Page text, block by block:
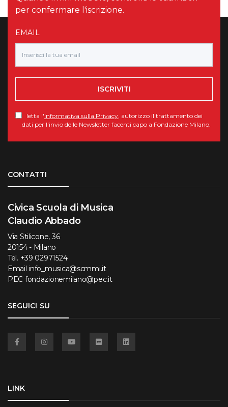
per confermare l'iscrizione.
EMAIL
ISCRIVITI
letta l'Informativa sulla Privacy , autorizzo il trattamento dei
dati per l'invio delle Newsletter facenti capo a Fondazione Milano.
CONTATTI
Civica Scuola di Musica
Claudio Abbado
Via Stilicone, 36
20154 - Milano
Tel. +39 02971524
Email info_musica@scmmi.it
PEC fondazionemilano@pec.it
SEGUICI SU
LINK